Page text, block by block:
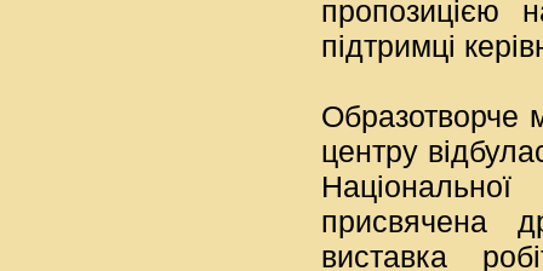
пропозицією
підтримці
Образотворче
центру
присвячена
виставка